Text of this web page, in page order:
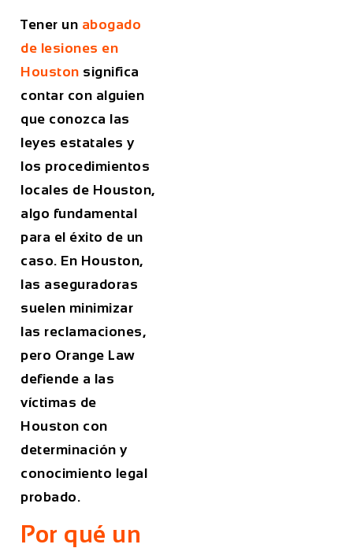
Tener un abogado
de lesiones en
Houston significa
contar con alguien
que conozca las
leyes estatales y
los procedimientos
locales de Houston,
algo fundamental
para el éxito de un
caso. En Houston,
las aseguradoras
suelen minimizar
las reclamaciones,
pero Orange Law
defiende a las
víctimas de
Houston con
determinación y
conocimiento legal
probado.
Por qué un